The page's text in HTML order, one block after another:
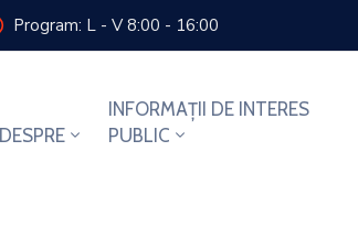
Program: L - V 8:00 - 16:00
DESPRE
INFORMAȚII DE INTERES
PUBLIC